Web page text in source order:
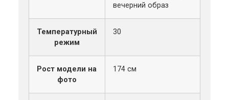
вечерний образ
Температурный
режим
30
Рост модели на
фото
174 см